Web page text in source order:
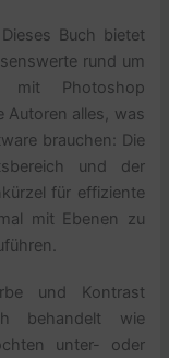
Buch bietet
rund um
mit Photoshop
Autoren alles, was
brauchen: Die
und der
für effiziente
mit Ebenen zu
und Kontrast
behandelt wie
unter- oder